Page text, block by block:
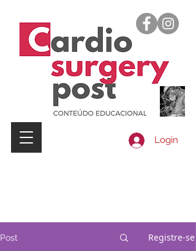
Login
Post Registre-se